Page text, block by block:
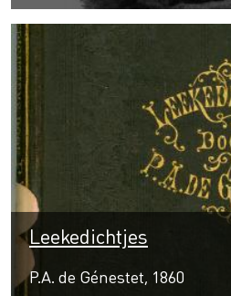
Leekedichtjes
P.A. de Génestet, 1860